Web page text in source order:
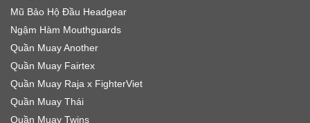
Mũ Bảo Hộ Đầu Headgear
Ngậm Hàm Mouthguards
Quần Muay Another
Quần Muay Fairtex
Quần Muay Raja x FighterViet
Quần Muay Thái
Quần Muay Twins